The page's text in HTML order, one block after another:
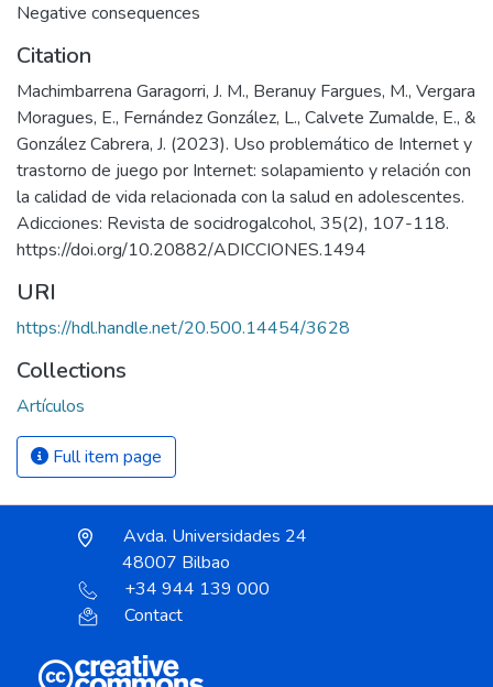
Negative consequences
Citation
Machimbarrena Garagorri, J. M., Beranuy Fargues, M., Vergara
Moragues, E., Fernández González, L., Calvete Zumalde, E., &
González Cabrera, J. (2023). Uso problemático de Internet y
trastorno de juego por Internet: solapamiento y relación con
la calidad de vida relacionada con la salud en adolescentes.
Adicciones: Revista de socidrogalcohol, 35(2), 107-118.
https://doi.org/10.20882/ADICCIONES.1494
URI
https://hdl.handle.net/20.500.14454/3628
Collections
Artículos
Full item page
Avda. Universidades 24
48007 Bilbao
+34 944 139 000
Contact